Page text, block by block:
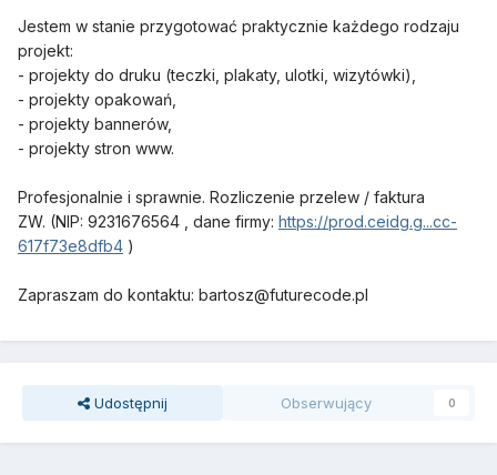
Jestem w stanie przygotować praktycznie każdego rodzaju
projekt:
- projekty do druku (teczki, plakaty, ulotki, wizytówki),
- projekty opakowań,
- projekty bannerów,
- projekty stron www.
Profesjonalnie i sprawnie. Rozliczenie przelew / faktura
ZW. (NIP: 9231676564 , dane firmy: https://prod.ceidg.g...cc-
617f73e8dfb4 )
Zapraszam do kontaktu: bartosz@futurecode.pl
Udostępnij Obserwujący 0